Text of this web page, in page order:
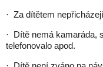
· Za dítětem
· Dítě nemá kamaráda,
telefonovalo apod.